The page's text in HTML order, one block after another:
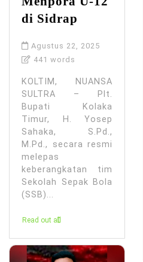
di Sidrap
Agustus 22, 2025
441 words
KOLTIM, NUANSA
SULTRA – Plt.
Bupati Kolaka
Timur, H. Yosep
Sahaka, S.Pd.,
M.Pd., secara resmi
melepas
keberangkatan tim
Sekolah Sepak Bola
(SSB)...
Read out all